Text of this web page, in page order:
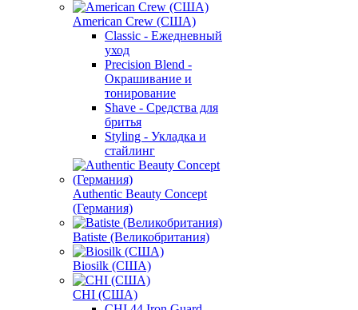
American Crew (США)
Classic - Ежедневный
уход
Precision Blend -
Окрашивание и
тонирование
Shave - Средства для
бритья
Styling - Укладка и
стайлинг
Authentic Beauty Concept
(Германия)
Batiste (Великобритания)
Biosilk (США)
CHI (США)